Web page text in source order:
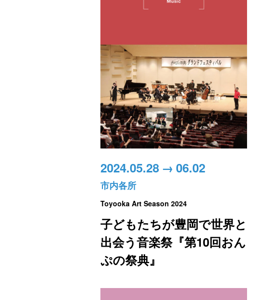
2024.05.28 → 06.02
市内各所
Toyooka Art Season 2024
子どもたちが豊岡で世界と
出会う音楽祭『第10回おん
ぷの祭典』